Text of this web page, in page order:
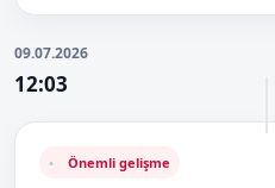
09.07.2026
12:03
Önemli gelişme